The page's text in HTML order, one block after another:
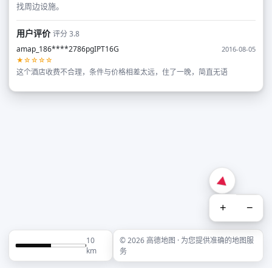
找周边设施。
用户评价评分 3.8
amap_186****2786pgIPT16G
2016-08-05
★☆☆☆☆
这个酒店收费不合理，条件与价格相差太远，住了一晚，简直无语
+ −
10
km
© 2026 高德地图 · 为您提供准确的地图服
务